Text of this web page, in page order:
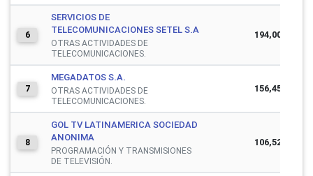
6
SERVICIOS DE
TELECOMUNICACIONES SETEL S.A
OTRAS ACTIVIDADES DE
TELECOMUNICACIONES.
194,001,163
7
MEGADATOS S.A.
OTRAS ACTIVIDADES DE
TELECOMUNICACIONES.
156,458,256
8
GOL TV LATINAMERICA SOCIEDAD
ANONIMA
PROGRAMACIÓN Y TRANSMISIONES
DE TELEVISIÓN.
106,522,539